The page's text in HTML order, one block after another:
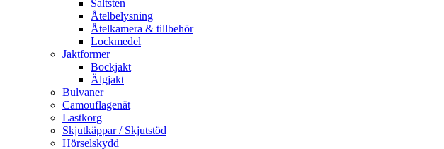
Saltsten
Åtelbelysning
Åtelkamera & tillbehör
Lockmedel
Jaktformer
Bockjakt
Älgjakt
Bulvaner
Camouflagenät
Lastkorg
Skjutkäppar / Skjutstöd
Hörselskydd